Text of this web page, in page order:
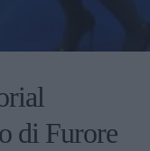
di Furore